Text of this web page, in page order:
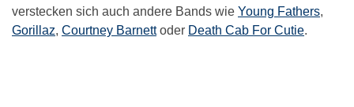
verstecken sich auch andere Bands wie Young Fathers,
Gorillaz, Courtney Barnettoder Death Cab For Cutie.